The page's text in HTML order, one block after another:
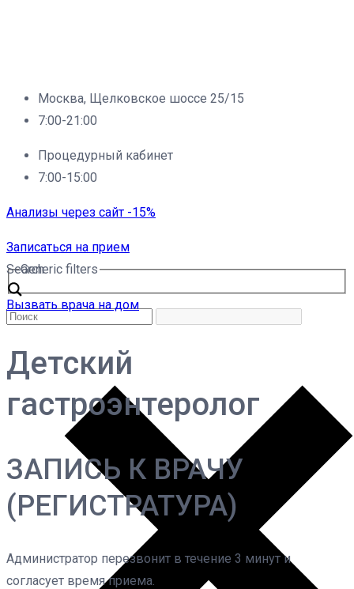
Москва, Щелковское шоссе 25/15
7:00-21:00
Процедурный кабинет
7:00-15:00
Анализы через сайт -15%
Записаться на прием
Search
Generic filters
Вызвать врача на дом
Детский
гастроэнтеролог
ЗАПИСЬ К ВРАЧУ
(РЕГИСТРАТУРА)
Администратор перезвонит в течение 3 минут и
согласует время приема.